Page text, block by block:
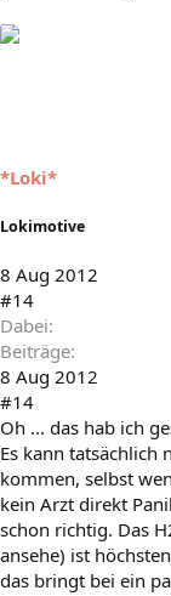
*Loki*
Lokimotive
8 Aug 2012
#14
Dabei
Beiträge
8 Aug 2012
#14
Oh ... das hab ich
Es kann tatsächlich
kommen, selbst
kein Arzt direkt
schon richtig. Das
ansehe) ist
das bringt bei ein